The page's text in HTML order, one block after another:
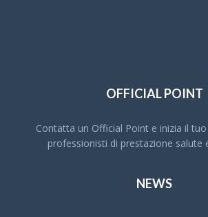
OFFICIAL POINT
Contatta un Official Point e inizia il
professionisti di prestazione salute
NEWS